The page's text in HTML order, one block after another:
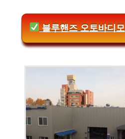
블루핸즈 오토바디